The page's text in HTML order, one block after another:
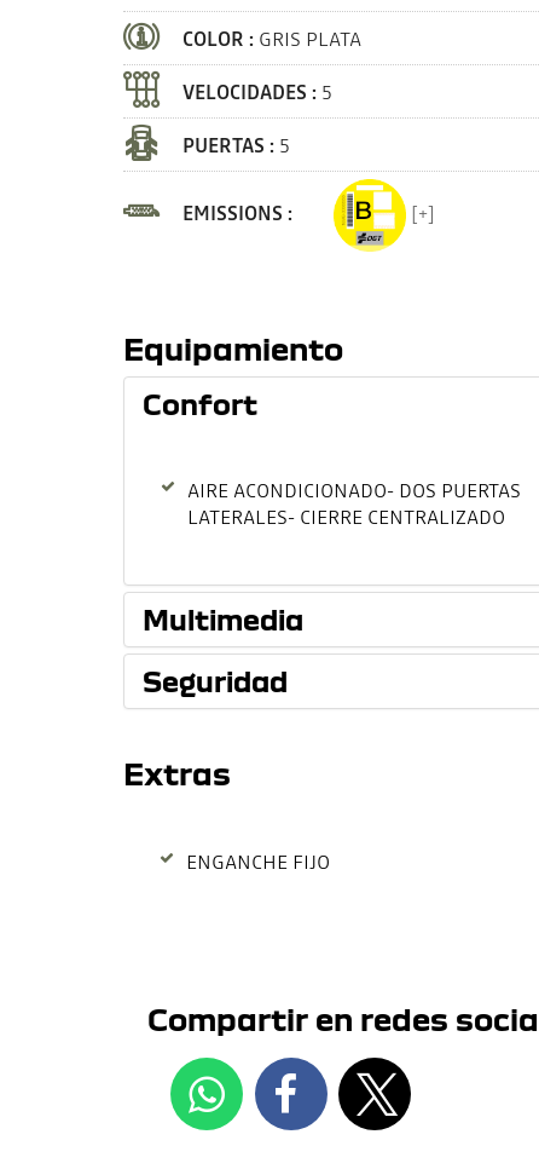
COLOR : GRIS PLATA
VELOCIDADES : 5
PUERTAS : 5
EMISSIONS : [+]
Equipamiento
Confort
AIRE ACONDICIONADO- DOS PUERTAS
LATERALES- CIERRE CENTRALIZADO
Multimedia
Seguridad
Extras
ENGANCHE FIJO
Compartir en redes